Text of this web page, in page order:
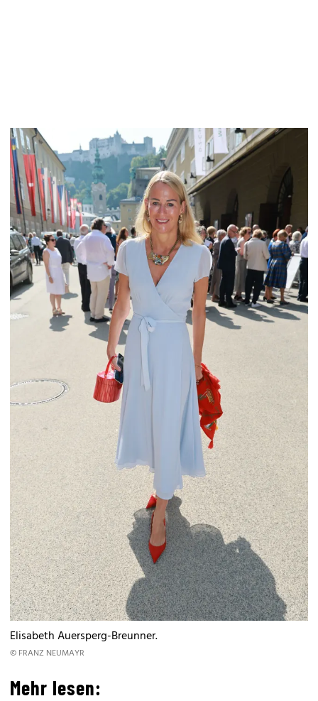
Elisabeth Auersperg-Breunner.
© FRANZ NEUMAYR
Mehr lesen: